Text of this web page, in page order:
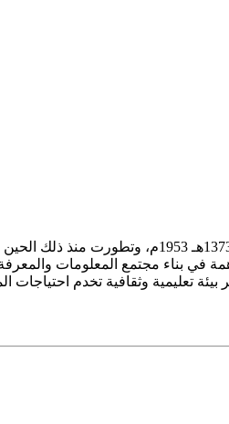
في بناء مجتمع المعلومات
بيئة تعليمية وثقافية تخدم